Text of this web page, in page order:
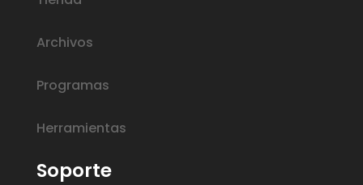
Archivos
Programas
Herramientas
Soporte